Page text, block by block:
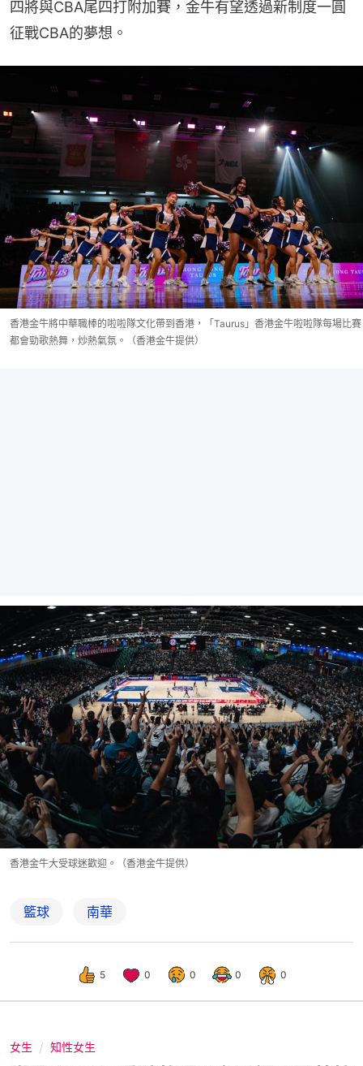
四將與CBA尾四打附加賽，金牛有望透過新制度一圓
征戰CBA的夢想。
香港金牛將中華職棒的啦啦隊文化帶到香港，「Taurus」香港金牛啦啦隊每場比賽
都會勁歌熱舞，炒熱氣氛。（香港金牛提供）
香港金牛大受球迷歡迎。（香港金牛提供）
籃球 南華
5 0 0 0 0
女生 知性女生